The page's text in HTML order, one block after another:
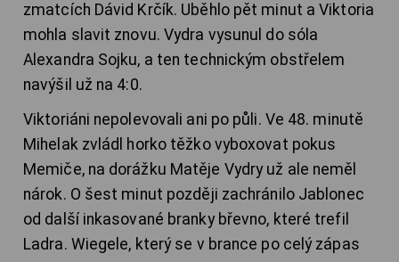
zmatcích Dávid Krčík. Uběhlo pět minut a Viktoria
mohla slavit znovu. Vydra vysunul do sóla
Alexandra Sojku, a ten technickým obstřelem
navýšil už na 4:0.
Viktoriáni nepolevovali ani po půli. Ve 48. minutě
Mihelak zvládl horko těžko vyboxovat pokus
Memiče, na dorážku Matěje Vydry už ale neměl
nárok. O šest minut později zachránilo Jablonec
od další inkasované branky břevno, které trefil
Ladra. Wiegele, který se v brance po celý zápas